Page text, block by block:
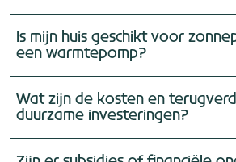
Is mijn huis geschikt voor
een warmtepomp?
Wat zijn de kosten en
duurzame investeringen?